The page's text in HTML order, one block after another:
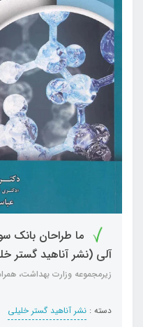
ما طراحان بانک
آلی (نشر آناهید گستر
زیرمجموعه وزارت بهداشت،
دسته : نشر آناهید گستر خلیلی